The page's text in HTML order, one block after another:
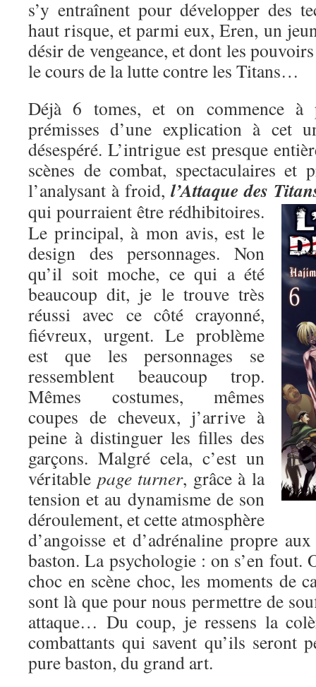
s’y entraînent pour développer des
haut risque, et parmi eux, Eren, un
désir de vengeance, et dont les
le cours de la lutte contre les Titans…
Déjà 6 tomes, et on commence à
prémisses d’une explication à cet
désespéré. L’intrigue est presque
scènes de combat, spectaculaires et
l’analysant à froid, l’Attaque des
qui pourraient être rédhibitoires.
Le principal, à mon avis, est le
design des personnages. Non
qu’il soit moche, ce qui a été
beaucoup dit, je le trouve très
réussi avec ce côté crayonné,
fiévreux, urgent. Le problème
est que les personnages se
ressemblent beaucoup trop.
Mêmes costumes, mêmes
coupes de cheveux, j’arrive à
peine à distinguer les filles des
garçons. Malgré cela, c’est un
véritable page turner, grâce à la
tension et au dynamisme de son
déroulement, et cette atmosphère
d’angoisse et d’adrénaline propre
baston. La psychologie : on s’en fout.
choc en scène choc, les moments de
sont là que pour nous permettre de
attaque… Du coup, je ressens la
combattants qui savent qu’ils seront
pure baston, du grand art.